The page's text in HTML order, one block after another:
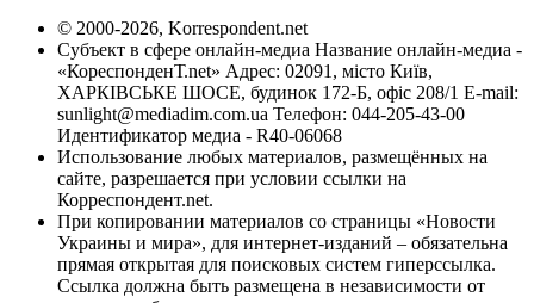
© 2000-2026, Korrespondent.net
Субъект в сфере онлайн-медиа Название онлайн-медиа -
«КореспонденТ.net» Адрес: 02091, місто Київ,
ХАРКІВСЬКЕ ШОСЕ, будинок 172-Б, офіс 208/1 E-mail:
sunlight@mediadim.com.ua Телефон: 044-205-43-00
Идентификатор медиа - R40-06068
Использование любых материалов, размещённых на
сайте, разрешается при условии ссылки на
Корреспондент.net.
При копировании материалов со страницы «Новости
Украины и мира», для интернет-изданий – обязательна
прямая открытая для поисковых систем гиперссылка.
Ссылка должна быть размещена в независимости от